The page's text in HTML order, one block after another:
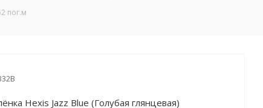
пог.м
Hexis Jazz Blue (Голубая глянцевая)